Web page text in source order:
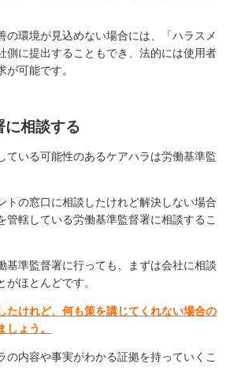
の環境が見込めない場合には、「ハラスメ
側に提出することもでき、法的には使用者
可能です。
相談する
ている可能性のあるケアハラは労働基準監
トの窓口に相談したけれど解決しない場合
管轄している労働基準監督署に相談するこ
基準監督署に行っても、まずは会社に相談
ほとんどです。
たけれど、何も策を講じてくれない場合の
ょう。
の内容や事実がわかる証拠を持っていくこ